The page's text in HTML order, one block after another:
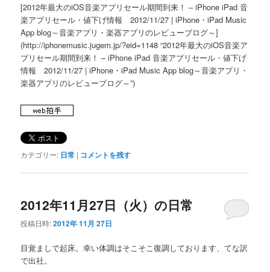
[2012年最大のiOS音楽アプリセール期間到来！ – iPhone iPad 音
楽アプリセール・値下げ情報 2012/11/27 | iPhone・iPad Music
App blog～音楽アプリ・楽器アプリのレビューブログ～]
(http://iphonemusic.jugem.jp/?eid=1148 “2012年最大のiOS音楽ア
プリセール期間到来！ – iPhone iPad 音楽アプリセール・値下げ
情報 2012/11/27 | iPhone・iPad Music App blog～音楽アプリ・
楽器アプリのレビューブログ～”)
カテゴリー: 日常 | コメントを残す
2012年11月27日（火）の日常
投稿日時:2012年 11月 27日
目覚ましで起床。幸い体調はそこそこ復調しております、てな訳
で出社。